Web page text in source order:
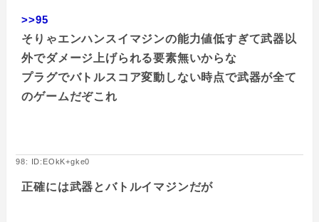
>>95
そりゃエンハンスイマジンの能力値低すぎて武器以
外でダメージ上げられる要素無いからな
プラグでバトルスコア変動しない時点で武器が全て
のゲームだぞこれ
98: ID:EOkK+gke0
正確には武器とバトルイマジンだが